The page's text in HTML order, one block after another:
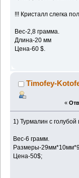
!!! Кристалл слегка
Вес-2,8 грамма.
Длина-20 мм
Цена-60 $.
Timofey-
«
1) Турмалин с
Вес-6 грамм.
Размеры-
Цена-50$;